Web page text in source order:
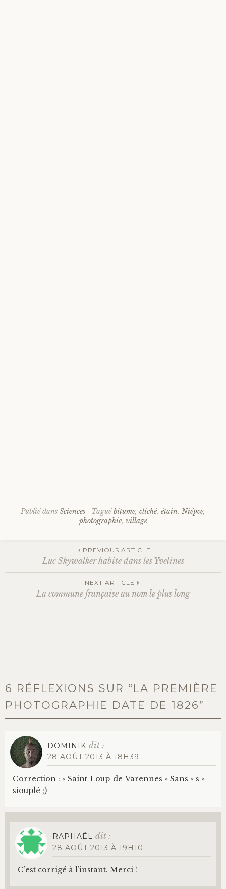
Publié dans Sciences Taguébitume, cliché, étain, Niépce,
photographie, village
Navigation
PREVIOUS ARTICLE
Luc Skywalker habite dans les Yvelines
NEXT ARTICLE
La commune française au nom le plus long
6 RÉFLEXIONS SUR “ LA PREMIÈRE
PHOTOGRAPHIE DATE DE 1826”
DOMINIK dit :
28 AOÛT 2013 À 18H39
Correction : « Saint-Loup-de-Varennes » Sans « s »
siouplé ;)
RAPHAËL dit :
28 AOÛT 2013 À 19H10
C’est corrigé à l’instant. Merci !